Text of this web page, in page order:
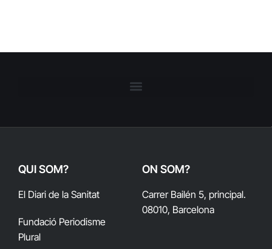
QUI SOM?
El Diari de la Sanitat
Fundació Periodisme
Plural
ON SOM?
Carrer Bailén 5, principal.
08010, Barcelona